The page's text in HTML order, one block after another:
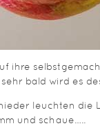
ihre
bald wird es
leuchten die
und schaue…..